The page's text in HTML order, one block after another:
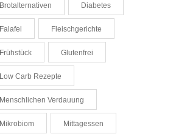
Brotalternativen Diabetes
Falafel Fleischgerichte
Frühstück Glutenfrei
Low Carb Rezepte
Menschlichen Verdauung
Mikrobiom Mittagessen